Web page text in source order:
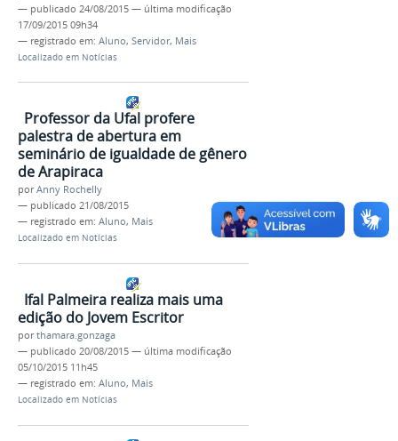
— publicado 24/08/2015 — última modificação
17/09/2015 09h34
— registrado em: Aluno, Servidor, Mais
Localizado em Notícias
Professor da Ufal profere
palestra de abertura em
seminário de igualdade de gênero
de Arapiraca
porAnny Rochelly
— publicado 21/08/2015
— registrado em: Aluno, Mais
Localizado em Notícias
Ifal Palmeira realiza mais uma
edição do Jovem Escritor
porthamara.gonzaga
— publicado 20/08/2015 — última modificação
05/10/2015 11h45
— registrado em: Aluno, Mais
Localizado em Notícias